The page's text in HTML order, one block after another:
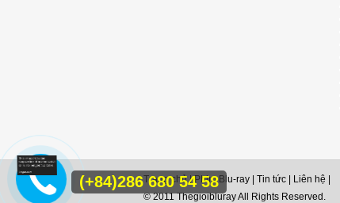
Trang chủ|Phim Blu-ray Tin tức Liên hệ
© 2011 Thegioibluray All Rights Reserved.
(+84)286 680 54 58